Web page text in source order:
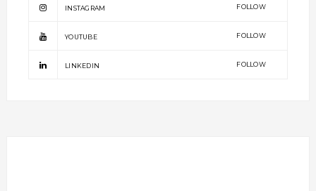
INSTAGRAM FOLLOW
YOUTUBE FOLLOW
LINKEDIN FOLLOW